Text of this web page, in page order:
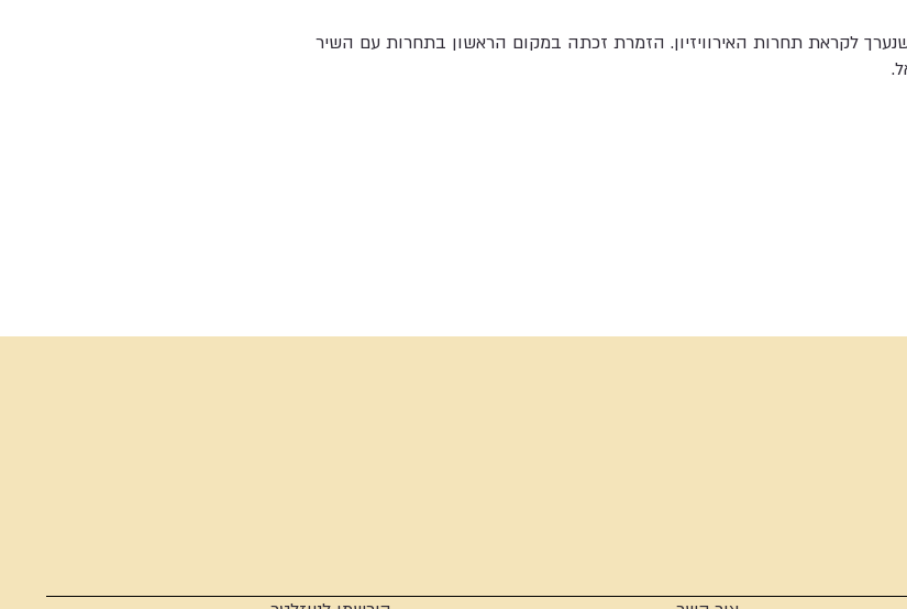
שנערך לקראת תחרות האירוויזיון. הזמרת זכתה במקום הראשון בתחרות עם השיר